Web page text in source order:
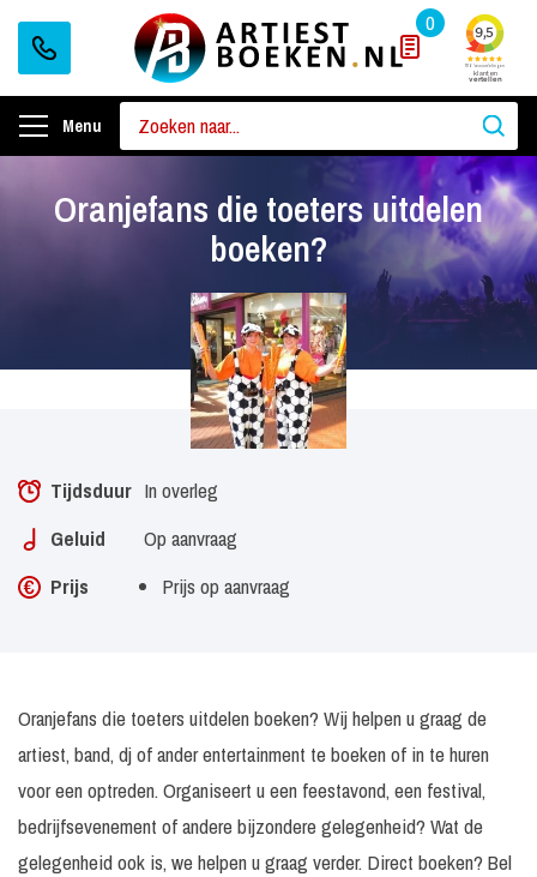
0
Menu
Oranjefans die toeters uitdelen
boeken?
Tijdsduur In overleg
Geluid
Op aanvraag
Prijs
Prijs op aanvraag
Oranjefans die toeters uitdelen boeken? Wij helpen u graag de
artiest, band, dj of ander entertainment te boeken of in te huren
voor een optreden. Organiseert u een feestavond, een festival,
bedrijfsevenement of andere bijzondere gelegenheid? Wat de
gelegenheid ook is, we helpen u graag verder. Direct boeken? Bel